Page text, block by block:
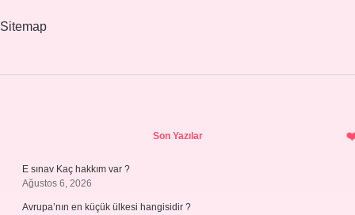
Sitemap
Son Yazılar
E sınav Kaç hakkım var ?
Ağustos 6, 2026
Avrupa’nın en küçük ülkesi hangisidir ?